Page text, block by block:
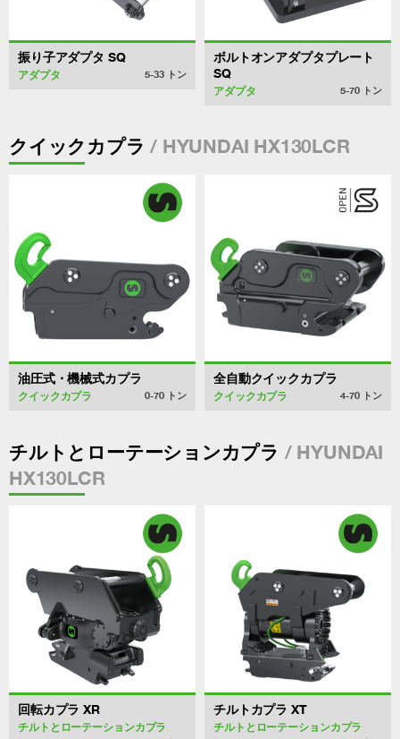
振り子アダプタ SQ
アダプタ 5-33 トン
ボルトオンアダプタプレート
SQ
アダプタ 5-70 トン
クイックカプラ / HYUNDAI HX130LCR
油圧式・機械式カプラ
クイックカプラ 0-70 トン
全自動クイックカプラ
クイックカプラ 4-70 トン
チルトとローテーションカプラ / HYUNDAI
HX130LCR
回転カプラ XR
チルトとローテーションカプラ
チルトカプラ XT
チルトとローテーションカプラ